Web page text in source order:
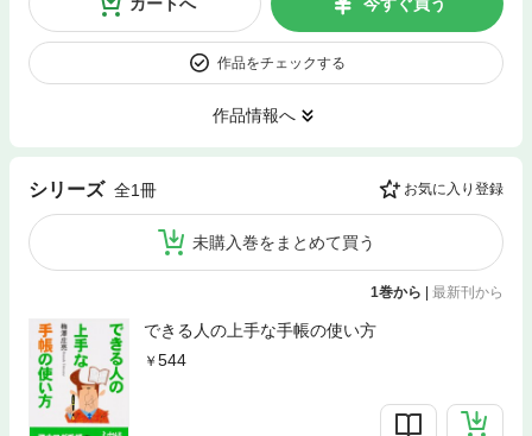
作品をチェックする
作品情報へ
シリーズ 全1冊 お気に入り登録
未購入巻をまとめて買う
1巻から | 最新刊から
できる人の上手な手帳の使い方
544